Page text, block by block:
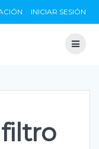
INICIAR SESIÓN